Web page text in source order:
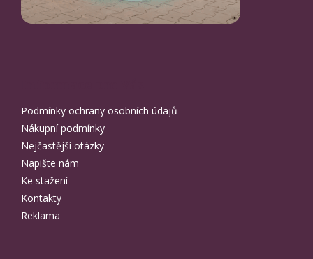
Podmínky ochrany osobních údajů
Nákupní podmínky
Nejčastější otázky
Napište nám
Ke stažení
Kontakty
Reklama